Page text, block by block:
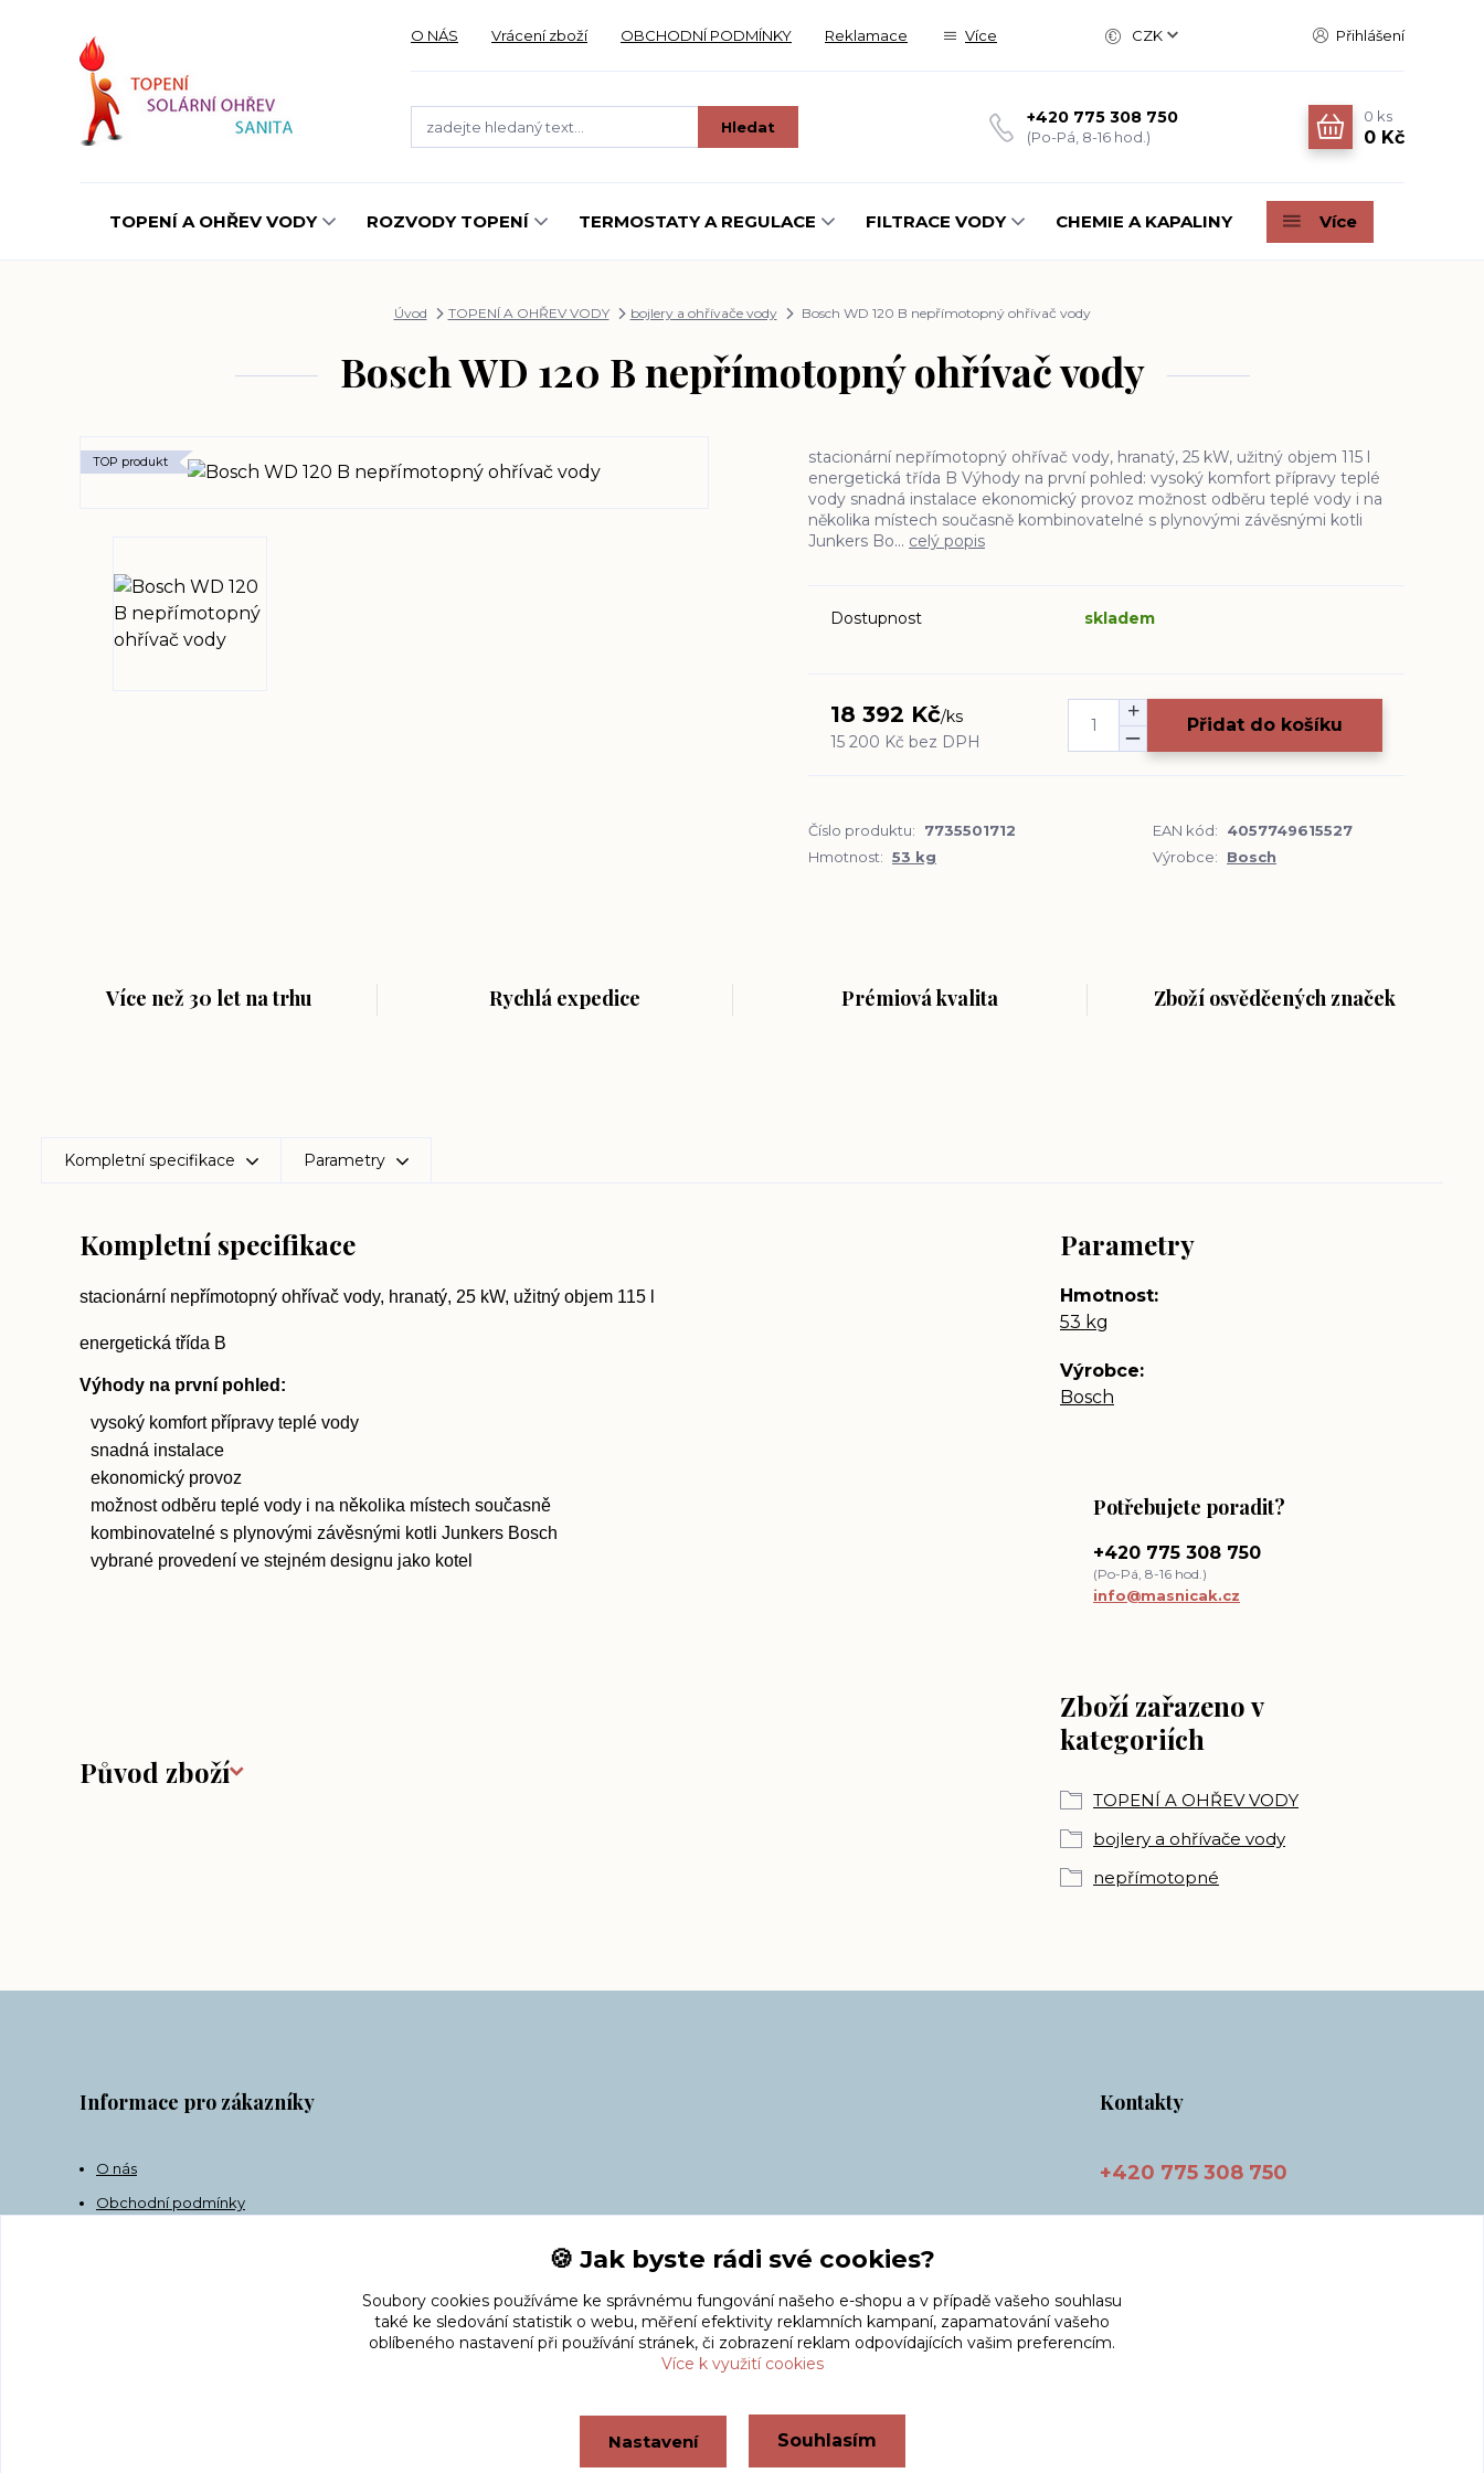
O NÁS Vrácení zboží OBCHODNÍ PODMÍNKY Reklamace Více CZK Přihlášení
Hledat +420 775 308 750
(Po-Pá, 8-16 hod.)
0 ks
0 Kč
TOPENÍ A OHŘEV VODY ROZVODY TOPENÍ TERMOSTATY A REGULACE FILTRACE VODY CHEMIE A KAPALINY Více
Úvod TOPENÍ A OHŘEV VODY bojlery a ohřívače vody Bosch WD 120 B nepřímotopný ohřívač vody
Bosch WD 120 B nepřímotopný ohřívač vody
TOP produkt
stacionární nepřímotopný ohřívač vody, hranatý, 25 kW, užitný objem 115 l
energetická třída B Výhody na první pohled: vysoký komfort přípravy teplé
vody snadná instalace ekonomický provoz možnost odběru teplé vody i na
několika místech současně kombinovatelné s plynovými závěsnými kotli
Junkers Bo... celý popis
Dostupnost skladem
18 392 Kč/ks
15 200 Kč bez DPH
Přidat do košíku
Číslo produktu: 7735501712 EAN kód:
4057749615527
Hmotnost: 53 kg Výrobce: Bosch
Více než 30 let na trhu Rychlá expedice Prémiová kvalita Zboží osvědčených značek
Kompletní specifikace Parametry
Kompletní specifikace
stacionární nepřímotopný ohřívač vody, hranatý, 25 kW, užitný objem 115 l
energetická třída B
Výhody na první pohled:
vysoký komfort přípravy teplé vody
snadná instalace
ekonomický provoz
možnost odběru teplé vody i na několika místech současně
kombinovatelné s plynovými závěsnými kotli Junkers Bosch
vybrané provedení ve stejném designu jako kotel
Původ zboží
Parametry
Hmotnost
53 kg
Výrobce
Bosch
Zboží zařazeno v
kategoriích
TOPENÍ A OHŘEV VODY
bojlery a ohřívače vody
nepřímotopné
Potřebujete poradit?
+420 775 308 750
(Po-Pá, 8-16 hod.)
info@masnicak.cz
Informace pro zákazníky
O nás
Obchodní podmínky
Kontakty
+420 775 308 750
Vytvořeno na Eshop-rychle.cz
🍪 Jak byste rádi své cookies?
Soubory cookies používáme ke správnému fungování našeho e-shopu a v případě vašeho souhlasu
také ke sledování statistik o webu, měření efektivity reklamních kampaní, zapamatování vašeho
oblíbeného nastavení při používání stránek, či zobrazení reklam odpovídajících vašim preferencím.
Více k využití cookies
Nastavení Souhlasím